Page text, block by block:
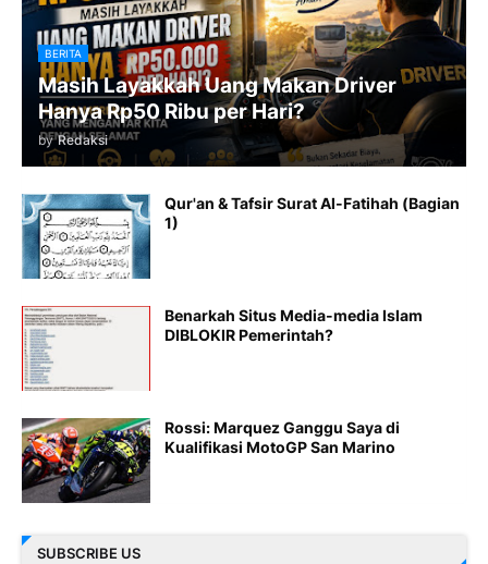
BERITA
Masih Layakkah Uang Makan Driver
Hanya Rp50 Ribu per Hari?
by Redaksi
Qur'an & Tafsir Surat Al-Fatihah (Bagian
1)
Benarkah Situs Media-media Islam
DIBLOKIR Pemerintah?
Rossi: Marquez Ganggu Saya di
Kualifikasi MotoGP San Marino
SUBSCRIBE US